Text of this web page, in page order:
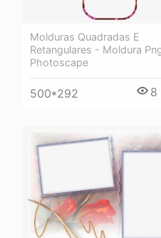
Molduras Quadradas E
Retangulares - Moldura
Photoscape
500*292 8